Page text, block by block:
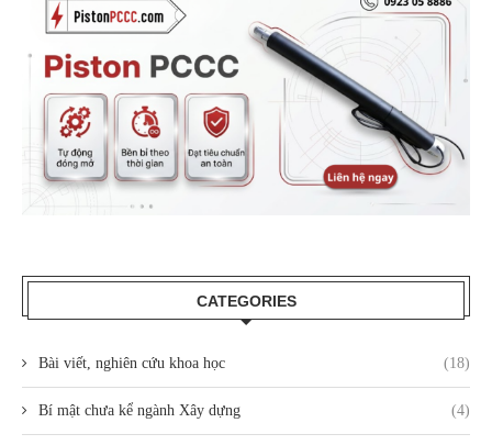
CATEGORIES
Bài viết, nghiên cứu khoa học (18)
Bí mật chưa kể ngành Xây dựng (4)